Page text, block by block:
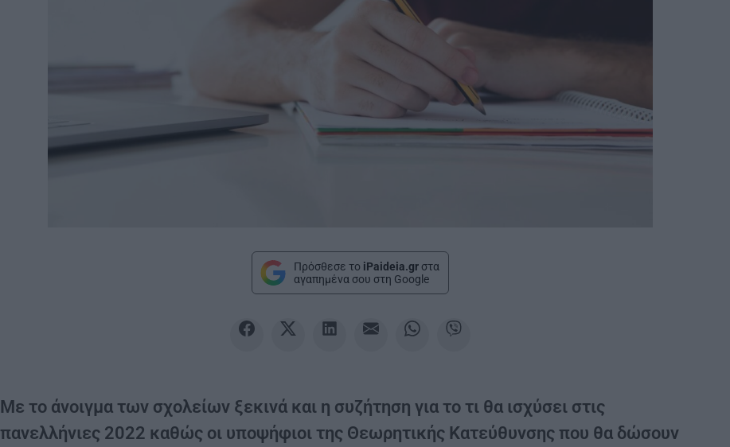
Πρόσθεσε το iPaideia.gr στα
αγαπημένα σου στη Google
Με το άνοιγμα των σχολείων ξεκινά και η συζήτηση για το τι θα ισχύσει στις
πανελλήνιες 2022 καθώς οι υποψήφιοι της Θεωρητικής Κατεύθυνσης που θα δώσουν